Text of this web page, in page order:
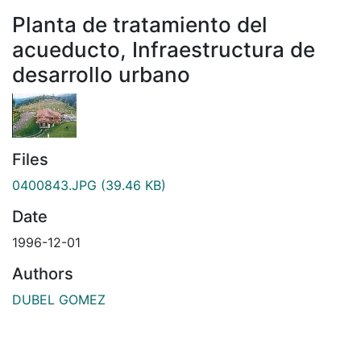
Planta de tratamiento del
acueducto, Infraestructura de
desarrollo urbano
Files
0400843.JPG (39.46 KB)
Date
1996-12-01
Authors
DUBEL GOMEZ